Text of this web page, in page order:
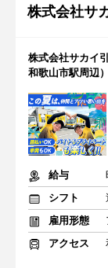
株式会社サ
株式会社サカイ
和歌山市駅周辺）
給与
シフト
雇用形態
アクセス